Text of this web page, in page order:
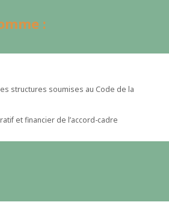
:
structures soumises au Code de la
et financier de l’accord-cadre